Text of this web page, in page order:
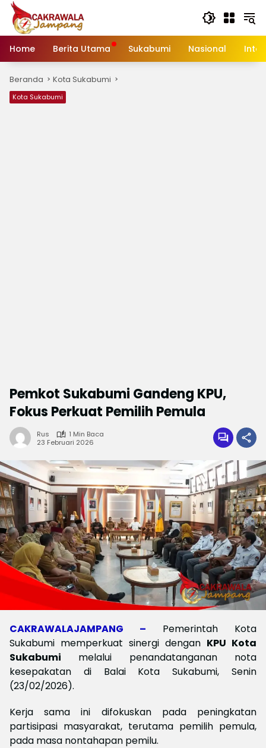
Langsung
konten
Home
Berita Utama Sukabumi Nasional
Beranda Kota Sukabumi
Kota Sukabumi
Pemkot Sukabumi Gandeng KPU,
Fokus Perkuat Pemilih Pemula
Rus
1 Min Baca
23 Februari 2026
CAKRAWALAJAMPANG – Pemerintah Kota
Sukabumi memperkuat sinergi dengan KPU Kota
Sukabumi melalui penandatanganan nota
kesepakatan di Balai Kota Sukabumi, Senin
(23/02/2026).
Kerja sama ini difokuskan pada peningkatan
partisipasi masyarakat, terutama pemilih pemula,
pada masa nontahapan pemilu.